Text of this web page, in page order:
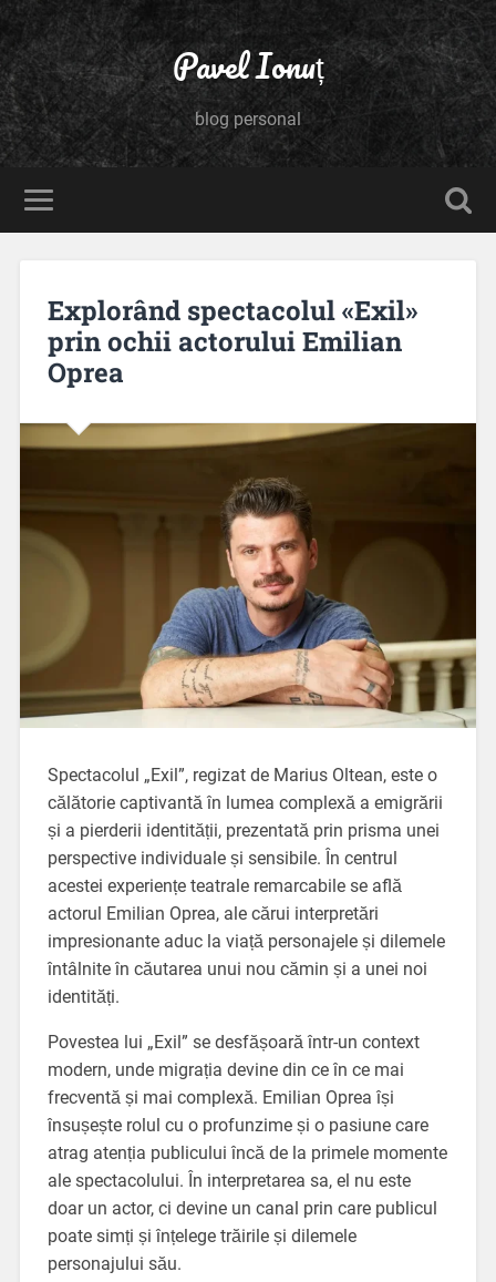
Pavel Ionuț
blog personal
Explorând spectacolul «Exil»
prin ochii actorului Emilian
Oprea
Spectacolul „Exil”, regizat de Marius Oltean, este o
călătorie captivantă în lumea complexă a emigrării
și a pierderii identității, prezentată prin prisma unei
perspective individuale și sensibile. În centrul
acestei experiențe teatrale remarcabile se află
actorul Emilian Oprea, ale cărui interpretări
impresionante aduc la viață personajele și dilemele
întâlnite în căutarea unui nou cămin și a unei noi
identități.
Povestea lui „Exil” se desfășoară într-un context
modern, unde migrația devine din ce în ce mai
frecventă și mai complexă. Emilian Oprea își
însușește rolul cu o profunzime și o pasiune care
atrag atenția publicului încă de la primele momente
ale spectacolului. În interpretarea sa, el nu este
doar un actor, ci devine un canal prin care publicul
poate simți și înțelege trăirile și dilemele
personajului său.